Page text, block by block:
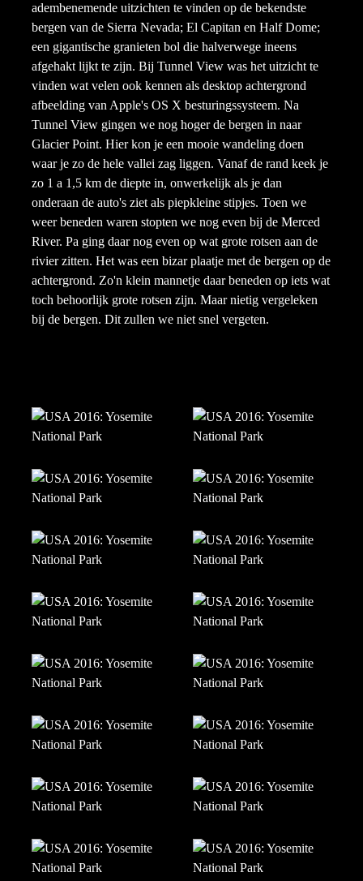
adembenemende uitzichten te vinden op de bekendste
bergen van de Sierra Nevada; El Capitan en Half Dome;
een gigantische granieten bol die halverwege ineens
afgehakt lijkt te zijn. Bij Tunnel View was het uitzicht te
vinden wat velen ook kennen als desktop achtergrond
afbeelding van Apple's OS X besturingssysteem. Na
Tunnel View gingen we nog hoger de bergen in naar
Glacier Point. Hier kon je een mooie wandeling doen
waar je zo de hele vallei zag liggen. Vanaf de rand keek je
zo 1 a 1,5 km de diepte in, onwerkelijk als je dan
onderaan de auto's ziet als piepkleine stipjes. Toen we
weer beneden waren stopten we nog even bij de Merced
River. Pa ging daar nog even op wat grote rotsen aan de
rivier zitten. Het was een bizar plaatje met de bergen op de
achtergrond. Zo'n klein mannetje daar beneden op iets wat
toch behoorlijk grote rotsen zijn. Maar nietig vergeleken
bij de bergen. Dit zullen we niet snel vergeten.